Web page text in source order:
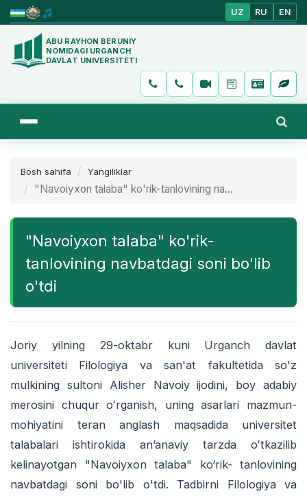
UZ RU EN
ABU RAYHON BERUNIY
NOMIDAGI URGANCH
DAVLAT UNIVERSITETI
Bosh sahifa Yangiliklar
"Navoiyxon talaba" ko'rik-tanlovining na...
"Navoiyxon talaba" ko'rik-
tanlovining navbatdagi soni bo'lib
o'tdi
Joriy yilning 29-oktabr kuni Urganch davlat
universiteti Filologiya va san'at fakultetida so'z
mulkining sultoni Alisher Navoiy ijodini, boy adabiy
merosini chuqur oʻrganish, uning asarlari mazmun-
mohiyatini teran anglash maqsadida universitet
talabalari ishtirokida anʼanaviy tarzda oʻtkazilib
kelinayotgan "Navoiyxon talaba" ko‘rik- tanlovining
navbatdagi soni bo'lib o'tdi. Tadbirni Filologiya va